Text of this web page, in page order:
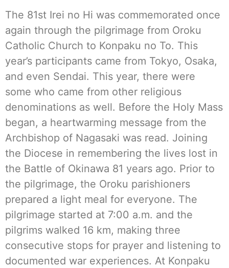
The 81st Irei no Hi was commemorated once
again through the pilgrimage from Oroku
Catholic Church to Konpaku no To. This
year’s participants came from Tokyo, Osaka,
and even Sendai. This year, there were
some who came from other religious
denominations as well. Before the Holy Mass
began, a heartwarming message from the
Archbishop of Nagasaki was read. Joining
the Diocese in remembering the lives lost in
the Battle of Okinawa 81 years ago. Prior to
the pilgrimage, the Oroku parishioners
prepared a light meal for everyone. The
pilgrimage started at 7:00 a.m. and the
pilgrims walked 16 km, making three
consecutive stops for prayer and listening to
documented war experiences. At Konpaku